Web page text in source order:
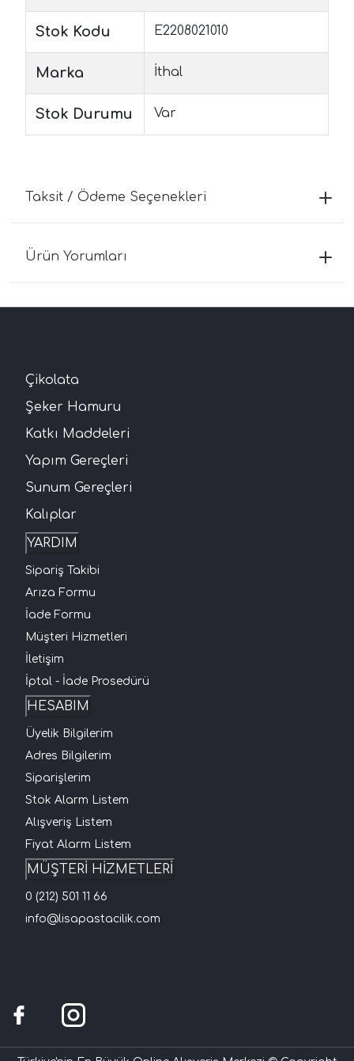
Stok Kodu E2208021010
Marka İthal
Stok Durumu Var
Taksit / Ödeme Seçenekleri
Ürün Yorumları
Çikolata
Şeker Hamuru
Katkı Maddeleri
Yapım Gereçleri
Sunum Gereçleri
Kalıplar
YARDIM
Sipariş Takibi
Arıza Formu
İade Formu
Müşteri Hizmetleri
İletişim
İptal - İade Prosedürü
HESABIM
Üyelik Bilgilerim
Adres Bilgilerim
Siparişlerim
Stok Alarm Listem
Alışveriş Listem
Fiyat Alarm Listem
MÜŞTERİ HİZMETLERİ
0 (212) 501 11 66
info@lisapastacilik.com